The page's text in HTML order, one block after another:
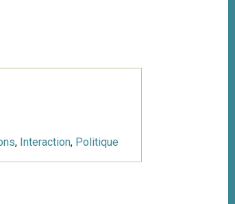
, Interaction, Politique